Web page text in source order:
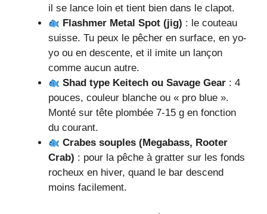
il se lance loin et tient bien dans le clapot.
Flashmer Metal Spot (jig) : le couteau
suisse. Tu peux le pêcher en surface, en yo-
yo ou en descente, et il imite un lançon
comme aucun autre.
Shad type Keitech ou Savage Gear : 4
pouces, couleur blanche ou « pro blue ».
Monté sur tête plombée 7-15 g en fonction
du courant.
Crabes souples (Megabass, Rooter
Crab) : pour la pêche à gratter sur les fonds
rocheux en hiver, quand le bar descend
moins facilement.